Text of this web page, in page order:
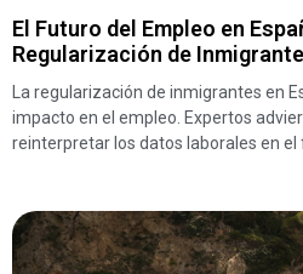
El Futuro del Empleo en
Regularización de
La regularización de inmigrantes en
impacto en el empleo. Expertos
reinterpretar los datos laborales en el